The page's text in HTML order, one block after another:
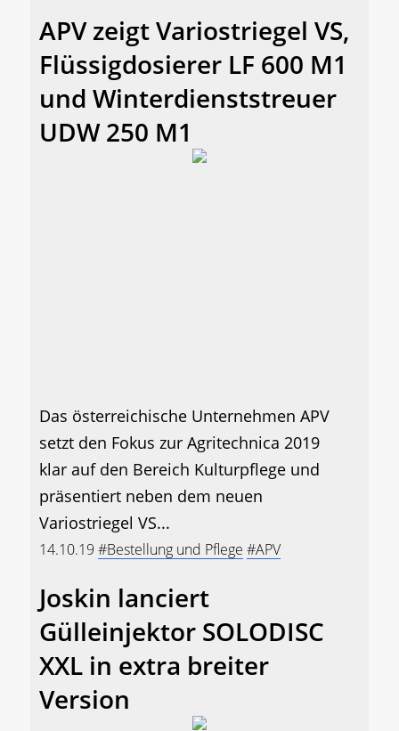
APV zeigt Variostriegel VS,
Flüssigdosierer LF 600 M1
und Winterdienststreuer
UDW 250 M1
Das österreichische Unternehmen APV
setzt den Fokus zur Agritechnica 2019
klar auf den Bereich Kulturpflege und
präsentiert neben dem neuen
Variostriegel VS...
14.10.19 #Bestellung und Pflege #APV
Joskin lanciert
Gülleinjektor SOLODISC
XXL in extra breiter
Version